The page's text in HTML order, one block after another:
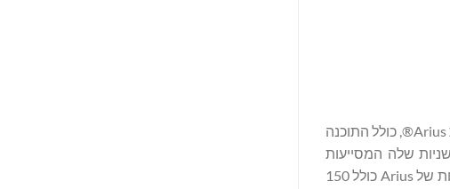
Akur8, החברה שמאחורי הדור הבא של פתרונות תמחור ביטוח המבוסס באופן שקוף על לימוד מכונה, נרגשת להכריז על רכישת Arius®, כולל התוכנה
שלה המסייעות
למבטחים לנהל סיכונים ולשפר ביצועים פיננסיים. עם נוכחות איתנה בארצות הברית ועם מוניטין של מצוינות, פורטפוליו ההשקעות של Arius כולל 150